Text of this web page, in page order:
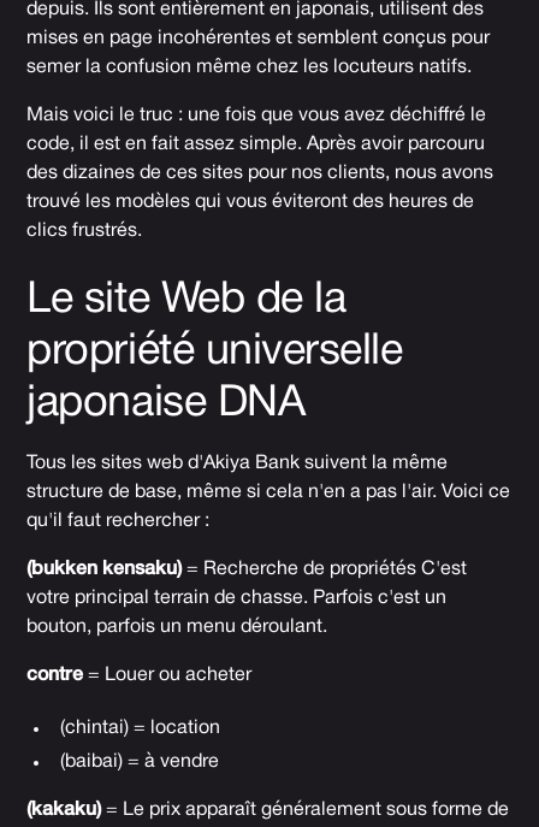
depuis. Ils sont entièrement en japonais, utilisent des
mises en page incohérentes et semblent conçus pour
semer la confusion même chez les locuteurs natifs.
Mais voici le truc : une fois que vous avez déchiffré le
code, il est en fait assez simple. Après avoir parcouru
des dizaines de ces sites pour nos clients, nous avons
trouvé les modèles qui vous éviteront des heures de
clics frustrés.
Le site Web de la
propriété universelle
japonaise DNA
Tous les sites web d'Akiya Bank suivent la même
structure de base, même si cela n'en a pas l'air. Voici ce
qu'il faut rechercher :
(bukken kensaku)= Recherche de propriétés C'est
votre principal terrain de chasse. Parfois c'est un
bouton, parfois un menu déroulant.
contre = Louer ou acheter
(chintai) = location
(baibai) = à vendre
(kakaku)= Le prix apparaît généralement sous forme de